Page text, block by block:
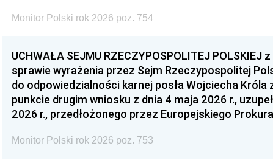
Monitor Polski rok 2026 poz. 754
UCHWAŁA SEJMU RZECZYPOSPOLITEJ POLSKIEJ
sprawie wyrażenia przez Sejm Rzeczypospolitej
do odpowiedzialności karnej posła Wojciecha Króla
punkcie drugim wniosku z dnia 4 maja 2026 r.,
2026 r., przedłożonego przez Europejskiego
Monitor Polski rok 2026 poz. 753